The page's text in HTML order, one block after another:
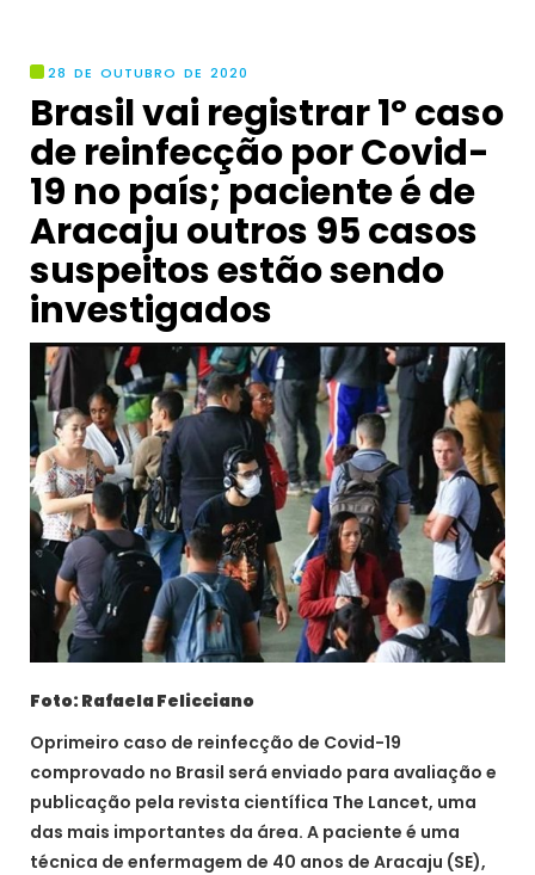
28 DE OUTUBRO DE 2020
Brasil vai registrar 1º caso
de reinfecção por Covid-
19 no país; paciente é de
Aracaju outros 95 casos
suspeitos estão sendo
investigados
Foto: Rafaela Felicciano
Oprimeiro caso de reinfecção de Covid-19
comprovado no Brasil será enviado para avaliação e
publicação pela revista científica The Lancet, uma
das mais importantes da área. A paciente é uma
técnica de enfermagem de 40 anos de Aracaju (SE),